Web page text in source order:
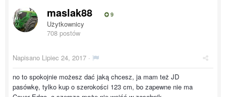
maslak88 9
Użytkownicy
708 postów
Napisano Lipiec 24, 2017 ·
no to spokojnie możesz dać jaką chcesz, ja mam też JD
pasówkę, tylko kup o szerokości 123 cm, bo zapewne nie ma